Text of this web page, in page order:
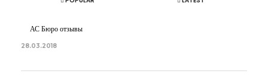
АС Бюро отзывы
28.03.2018